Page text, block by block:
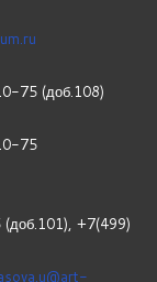
75 (доб.108)
75
+7(499)